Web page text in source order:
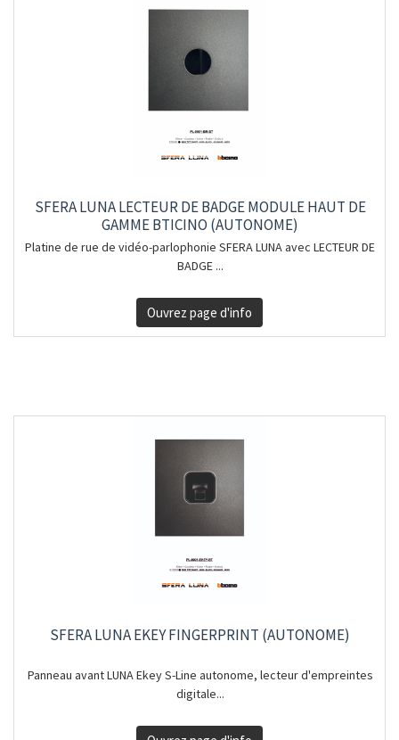
SFERA LUNA LECTEUR DE BADGE MODULE HAUT DE
GAMME BTICINO (AUTONOME)
Platine de rue de vidéo-parlophonie SFERA LUNA avec LECTEUR DE
BADGE ...
Ouvrez page d'info
SFERA LUNA EKEY FINGERPRINT (AUTONOME)
Panneau avant LUNA Ekey S-Line autonome, lecteur d'empreintes
digitale...